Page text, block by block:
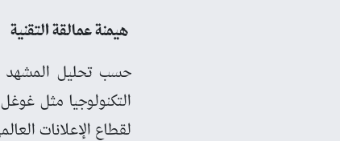
هيمنة عمالقة التقنية
حسب تحليل المشهد
التكنولوجيا مثل
لقطاع الإعلانات